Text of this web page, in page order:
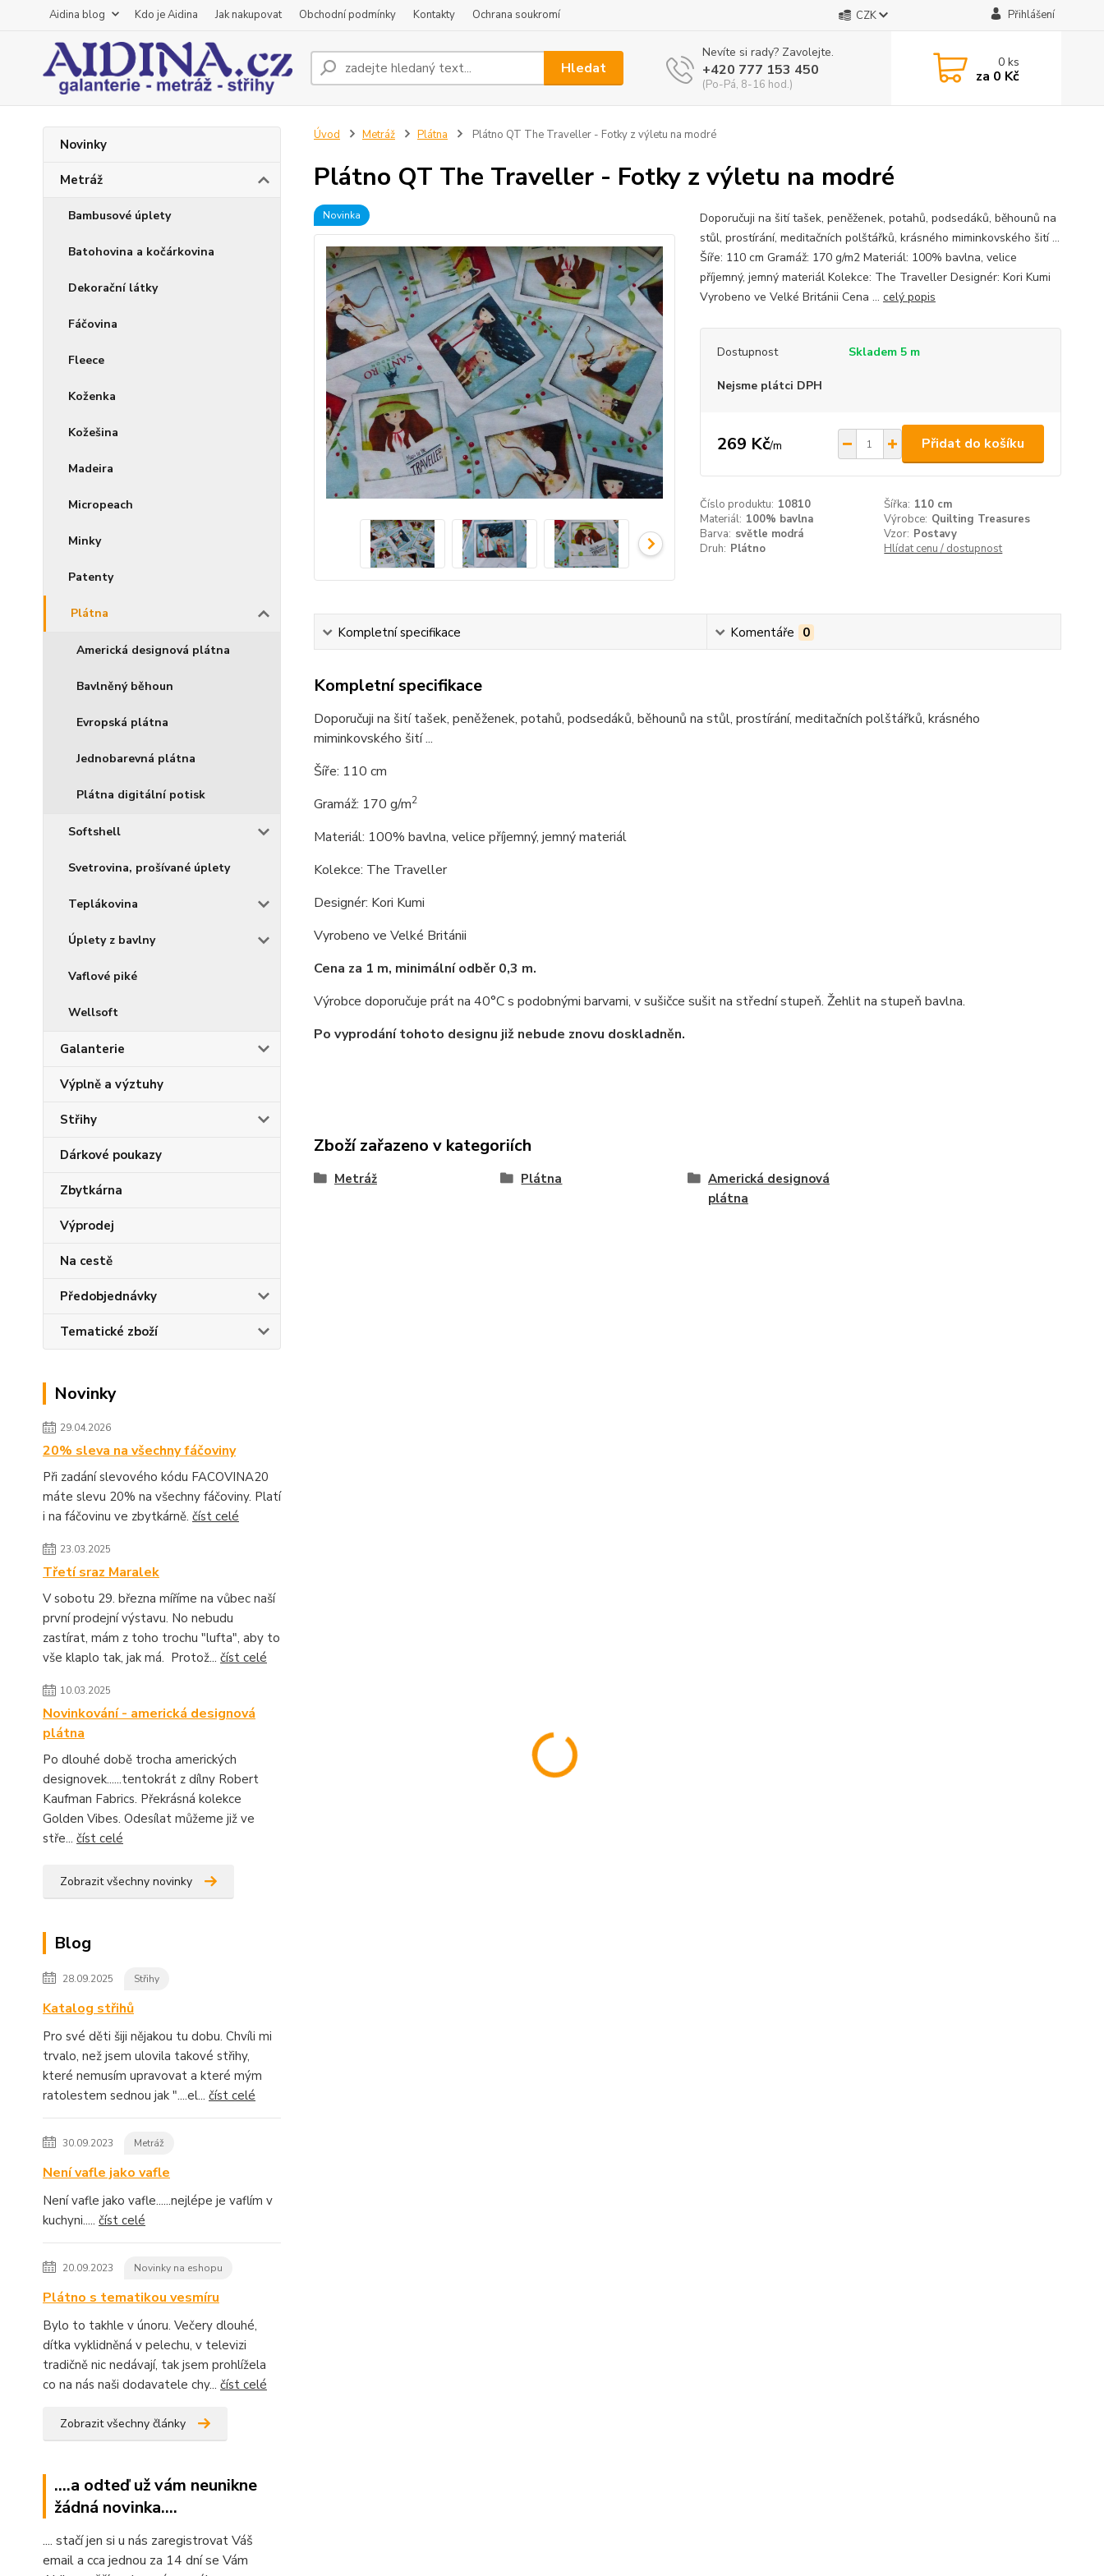
Aidina blog Kdo je Aidina Jak nakupovat Obchodní podmínky Kontakty Ochrana soukromí CZK Přihlášení
Hledat
Nevíte si rady? Zavolejte.
+420 777 153 450
(Po-Pá, 8-16 hod.)
0ks
za 0 Kč
Novinky
Metráž
Bambusové úplety
Batohovina a kočárkovina
Dekorační látky
Fáčovina
Fleece
Koženka
Kožešina
Madeira
Micropeach
Minky
Patenty
Plátna
Americká designová plátna
Bavlněný běhoun
Evropská plátna
Jednobarevná plátna
Plátna digitální potisk
Softshell
Svetrovina, prošívané úplety
Teplákovina
Úplety z bavlny
Vaflové piké
Wellsoft
Galanterie
Výplně a výztuhy
Střihy
Dárkové poukazy
Zbytkárna
Výprodej
Na cestě
Předobjednávky
Tematické zboží
Novinky
29.04.2026
20% sleva na všechny fáčoviny
Při zadání slevového kódu FACOVINA20
máte slevu 20% na všechny fáčoviny. Platí
i na fáčovinu ve zbytkárně. číst celé
23.03.2025
Třetí sraz Maralek
V sobotu 29. března míříme na vůbec naší
první prodejní výstavu. No nebudu
zastírat, mám z toho trochu "lufta", aby to
vše klaplo tak, jak má. Protož... číst celé
10.03.2025
Novinkování - americká designová
plátna
Po dlouhé době trocha amerických
designovek......tentokrát z dílny Robert
Kaufman Fabrics. Překrásná kolekce
Golden Vibes. Odesílat můžeme již ve
stře... číst celé
Zobrazit všechny novinky
Blog
28.09.2025 Střihy
Katalog střihů
Pro své děti šiji nějakou tu dobu. Chvíli mi
trvalo, než jsem ulovila takové střihy,
které nemusím upravovat a které mým
ratolestem sednou jak "....el... číst celé
30.09.2023 Metráž
Není vafle jako vafle
Není vafle jako vafle......nejlépe je vaflím v
kuchyni..... číst celé
20.09.2023 Novinky na eshopu
Plátno s tematikou vesmíru
Bylo to takhle v únoru. Večery dlouhé,
dítka vyklidněná v pelechu, v televizi
tradičně nic nedávají, tak jsem prohlížela
co na nás naši dodavatele chy... číst celé
Zobrazit všechny články
....a odteď už vám neunikne
žádná novinka....
.... stačí jen si u nás zaregistrovat Váš
email a cca jednou za 14 dní se Vám
Úvod Metráž Plátna Plátno QT The Traveller - Fotky z výletu na modré
Plátno QT The Traveller - Fotky z výletu na modré
Novinka
Doporučuji na šití tašek, peněženek, potahů, podsedáků, běhounů na
stůl, prostírání, meditačních polštářků, krásného miminkovského šití ...
Šíře: 110 cm Gramáž: 170 g/m2 Materiál: 100% bavlna, velice
příjemný, jemný materiál Kolekce: The Traveller Designér: Kori Kumi
Vyrobeno ve Velké Británii Cena ... celý popis
Dostupnost Skladem 5 m
Nejsme plátci DPH
269 Kč/m Přidat do košíku
Číslo produktu: 10810 Šířka: 110 cm
Materiál: 100% bavlna Výrobce: Quilting Treasures
Barva: světle modrá Vzor: Postavy
Druh: Plátno Hlídat cenu / dostupnost
Kompletní specifikace Komentáře 0
Kompletní specifikace
Doporučuji na šití tašek, peněženek, potahů, podsedáků, běhounů na stůl, prostírání, meditačních polštářků, krásného
miminkovského šití ...
Šíře: 110 cm
Gramáž: 170 g/m2
Materiál: 100% bavlna, velice příjemný, jemný materiál
Kolekce: The Traveller
Designér: Kori Kumi
Vyrobeno ve Velké Británii
Cena za 1 m, minimální odběr 0,3 m.
Výrobce doporučuje prát na 40°C s podobnými barvami, v sušičce sušit na střední stupeň. Žehlit na stupeň bavlna.
Po vyprodání tohoto designu již nebude znovu doskladněn.
Zboží zařazeno v kategoriích
Metráž Plátna
Americká designová
plátna